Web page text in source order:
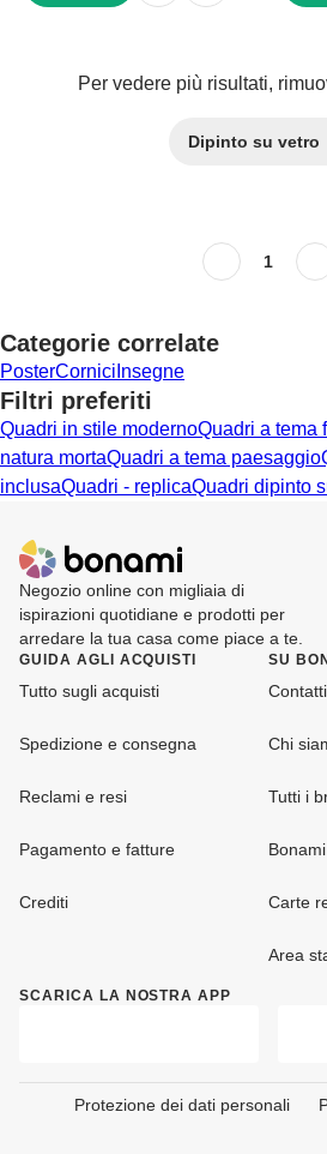
Per vedere più risultati,
Dipinto su vetro
1
Categorie correlate
PosterCornici Insegne
Filtri preferiti
Quadri in stile modernoQuadri a tema
natura mortaQuadri a tema paesaggio
inclusaQuadri - replicaQuadri dipinto
Negozio online con migliaia di
ispirazioni quotidiane e prodotti per
arredare la tua casa come piace a te.
GUIDA AGLI ACQUISTI
Tutto sugli acquisti
Spedizione e consegna
Reclami e resi
Pagamento e fatture
Crediti
SU
Contatti
Chi
Tutti i
Carte
Area
SCARICA LA NOSTRA APP
Protezione dei dati personali